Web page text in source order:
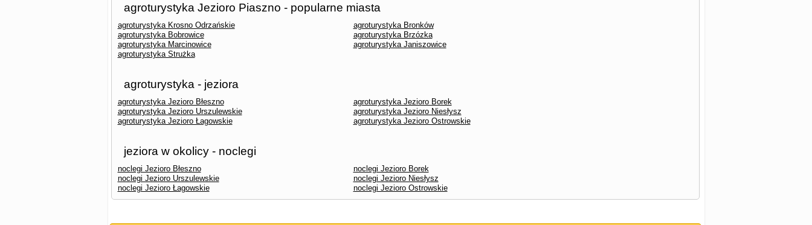
agroturystyka Jezioro Piaszno - popularne miasta
agroturystyka Krosno Odrzańskie
agroturystyka Bronków
agroturystyka Bobrowice
agroturystyka Brzózka
agroturystyka Marcinowice
agroturystyka Janiszowice
agroturystyka Strużka
agroturystyka - jeziora
agroturystyka Jezioro Błeszno
agroturystyka Jezioro Borek
agroturystyka Jezioro Urszulewskie
agroturystyka Jezioro Niesłysz
agroturystyka Jezioro Łagowskie
agroturystyka Jezioro Ostrowskie
jeziora w okolicy - noclegi
noclegi Jezioro Błeszno
noclegi Jezioro Borek
noclegi Jezioro Urszulewskie
noclegi Jezioro Niesłysz
noclegi Jezioro Łagowskie
noclegi Jezioro Ostrowskie